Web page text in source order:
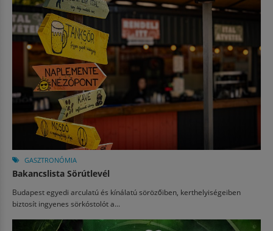
GASZTRONÓMIA
Bakancslista Sörútlevél
Budapest egyedi arculatú és kínálatú sörözőiben, kerthelyiségeiben
biztosít ingyenes sörkóstolót a...